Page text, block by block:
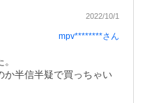
2022/10/1
mpv********さん
か半信半疑で買っちゃい